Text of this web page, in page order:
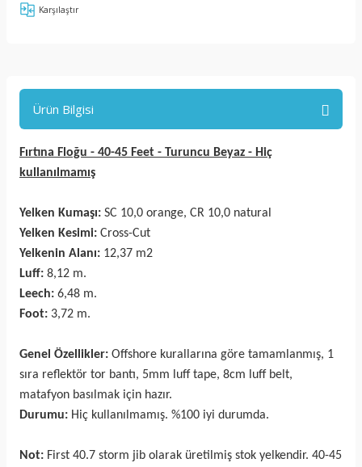
Karşılaştır
Ürün Bilgisi
Fırtına Floğu - 40-45 Feet - Turuncu Beyaz - Hiç
kullanılmamış
Yelken Kumaşı: SC 10,0 orange, CR 10,0 natural
Yelken Kesimi: Cross-Cut
Yelkenin Alanı: 12,37 m2
Luff: 8,12 m.
Leech: 6,48 m.
Foot: 3,72 m.
Genel Özellikler: Offshore kurallarına göre tamamlanmış, 1
sıra reflektör tor bantı, 5mm luff tape, 8cm luff belt,
matafyon basılmak için hazır.
Durumu: Hiç kullanılmamış. %100 iyi durumda.
Not: First 40.7 storm jib olarak üretilmiş stok yelkendir. 40-45